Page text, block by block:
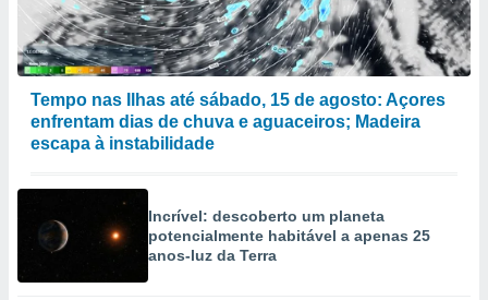
Tempo nas Ilhas até sábado, 15 de agosto: Açores
enfrentam dias de chuva e aguaceiros; Madeira
escapa à instabilidade
Incrível: descoberto um planeta
potencialmente habitável a apenas 25
anos-luz da Terra